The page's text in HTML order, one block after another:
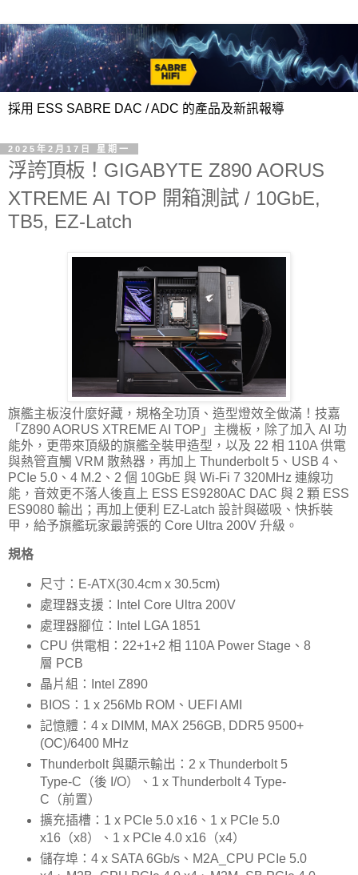
採用 ESS SABRE DAC / ADC 的產品及新訊報導
2025年2月17日 星期一
浮誇頂板！GIGABYTE Z890 AORUS
XTREME AI TOP 開箱測試 / 10GbE,
TB5, EZ-Latch
旗艦主板沒什麼好藏，規格全功頂、造型燈效全做滿！技嘉
「Z890 AORUS XTREME AI TOP」主機板，除了加入 AI 功
能外，更帶來頂級的旗艦全裝甲造型，以及 22 相 110A 供電
與熱管直觸 VRM 散熱器，再加上 Thunderbolt 5、USB 4、
PCIe 5.0、4 M.2、2 個 10GbE 與 Wi-Fi 7 320MHz 連線功
能，音效更不落人後直上 ESS ES9280AC DAC 與 2 顆 ESS
ES9080 輸出；再加上便利 EZ-Latch 設計與磁吸、快拆裝
甲，給予旗艦玩家最誇張的 Core Ultra 200V 升級。
規格
尺寸：E-ATX(30.4cm x 30.5cm)
處理器支援：Intel Core Ultra 200V
處理器腳位：Intel LGA 1851
CPU 供電相：22+1+2 相 110A Power Stage、8
層 PCB
晶片組：Intel Z890
BIOS：1 x 256Mb ROM、UEFI AMI
記憶體：4 x DIMM, MAX 256GB, DDR5 9500+
(OC)/6400 MHz
Thunderbolt 與顯示輸出：2 x Thunderbolt 5
Type-C（後 I/O）、1 x Thunderbolt 4 Type-
C（前置）
擴充插槽：1 x PCIe 5.0 x16、1 x PCIe 5.0
x16（x8）、1 x PCIe 4.0 x16（x4）
儲存埠：4 x SATA 6Gb/s、M2A_CPU PCIe 5.0